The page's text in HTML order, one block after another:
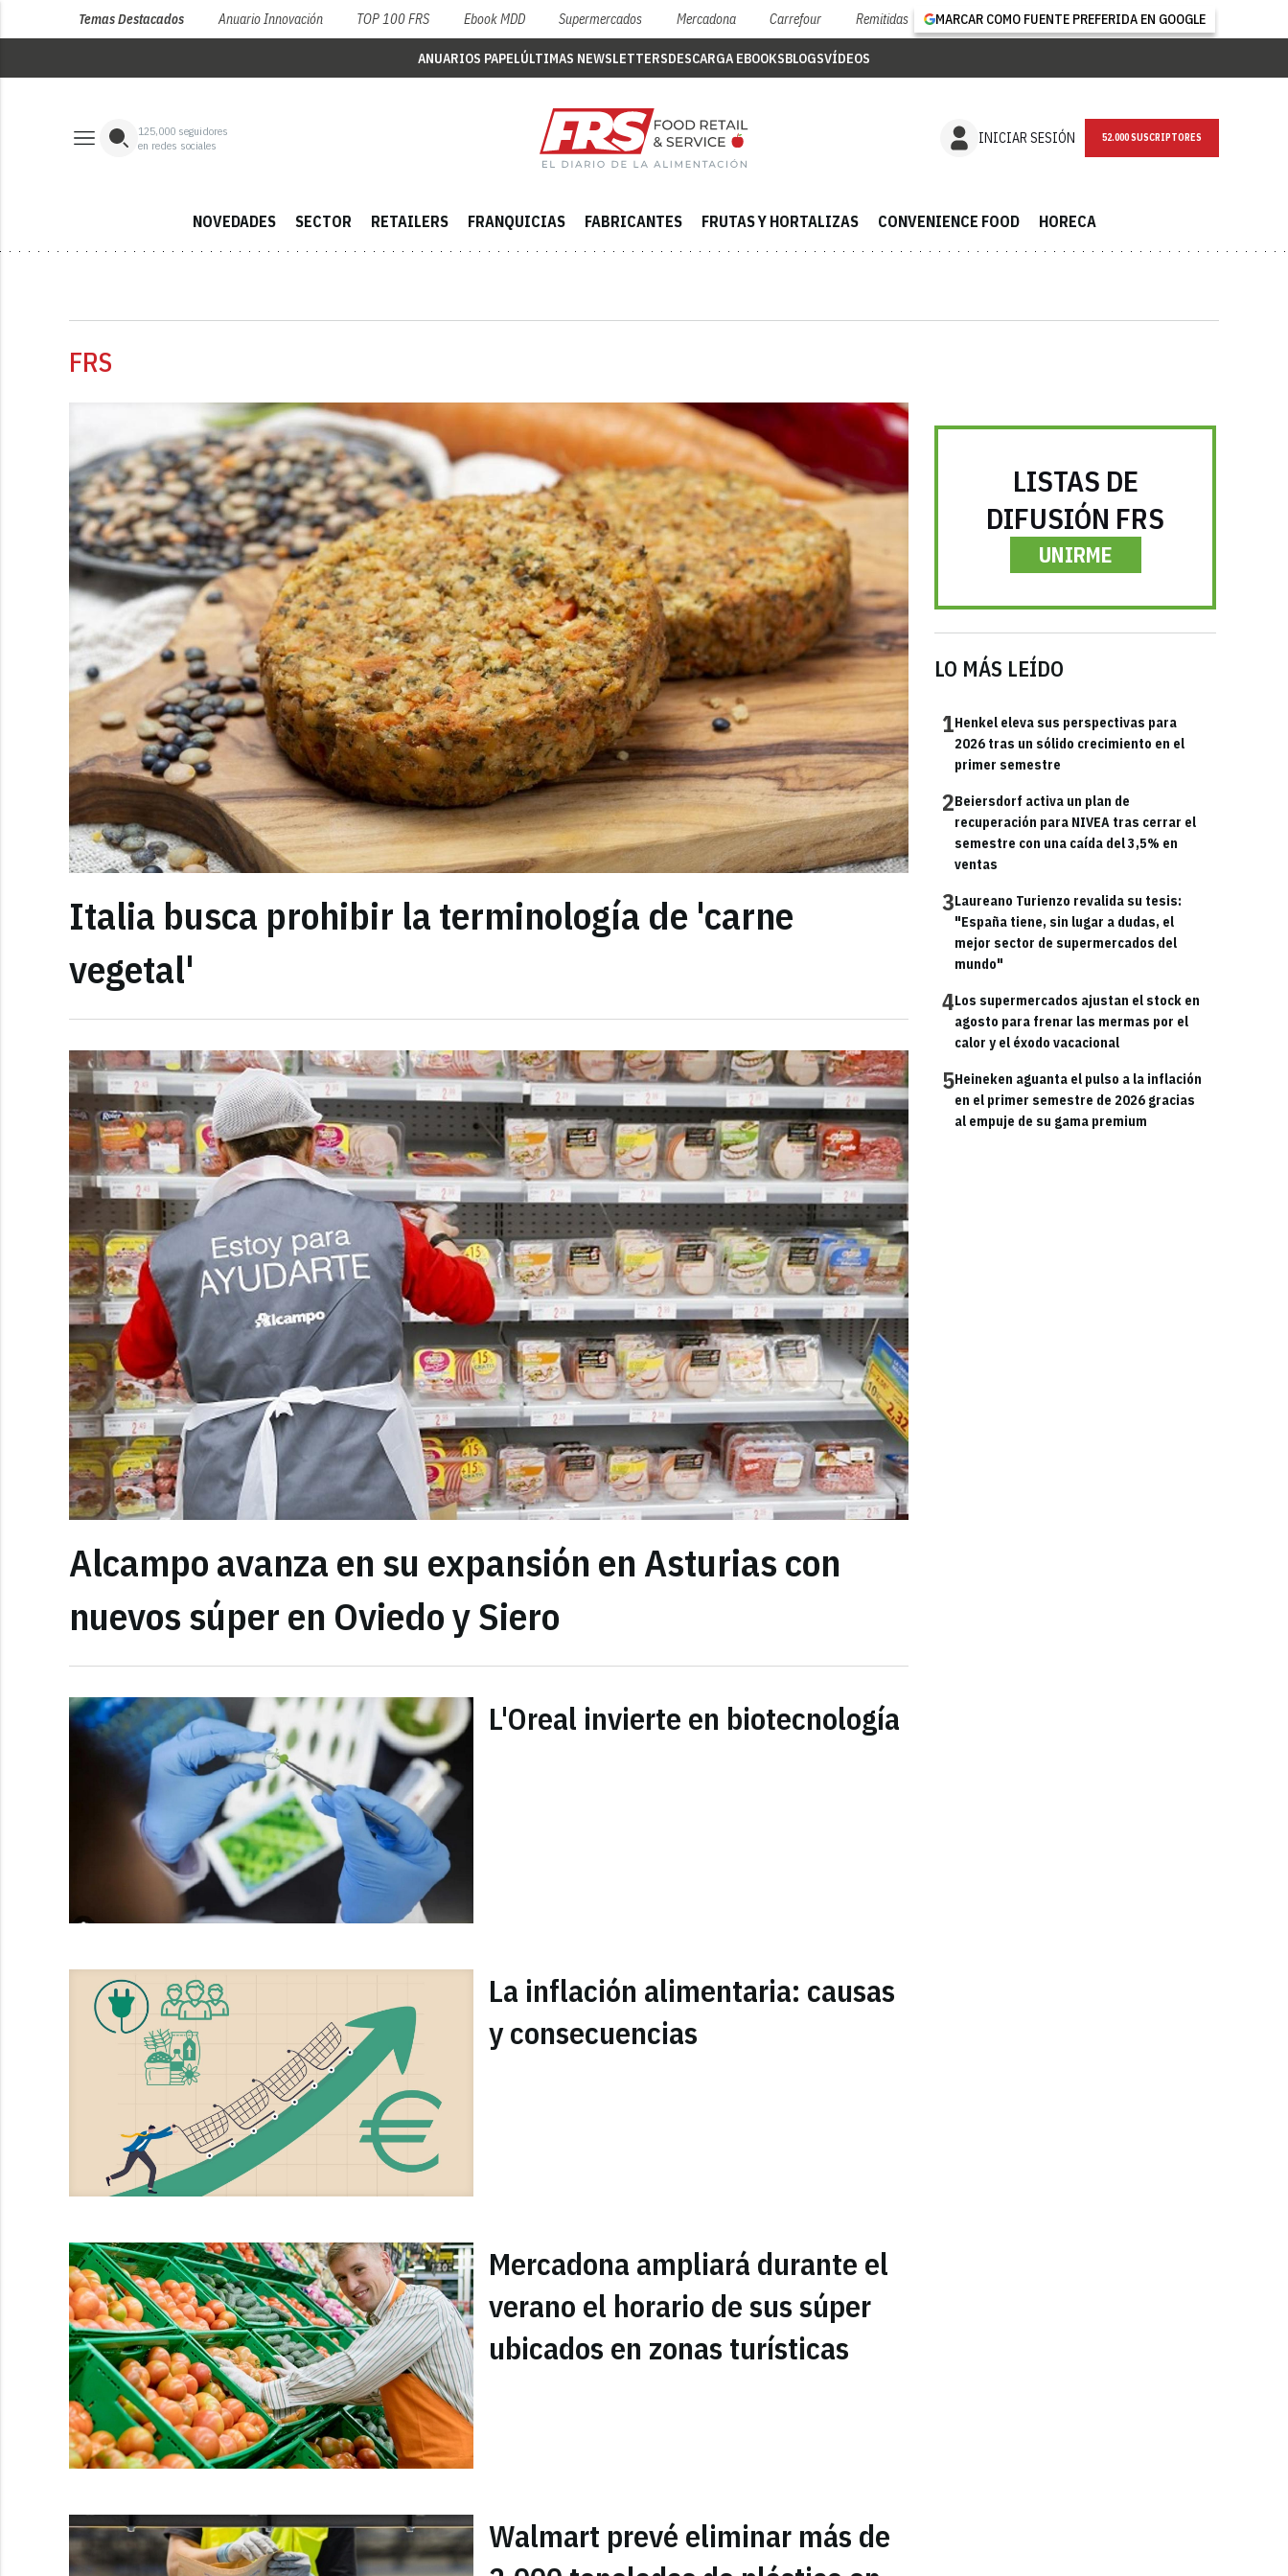
Temas Destacados Anuario Innovación TOP 100 FRS Ebook MDD Supermercados Mercadona Carrefour Remitidas MARCAR COMO FUENTE PREFERIDA EN GOOGLE
ANUARIOS PAPELÚLTIMAS NEWSLETTERSDESCARGA EBOOKSBLOGSVÍDEOS
125,000 seguidores
en redes sociales
INICIAR SESIÓN NEWSLETTER
NOVEDADES SECTOR RETAILERS FRANQUICIAS FABRICANTES FRUTAS Y HORTALIZAS CONVENIENCE FOOD HORECA
FRS
Italia busca prohibir la terminología de 'carne
vegetal'
Alcampo avanza en su expansión en Asturias con
nuevos súper en Oviedo y Siero
L'Oreal invierte en biotecnología
La inflación alimentaria: causas
y consecuencias
Mercadona ampliará durante el
verano el horario de sus súper
ubicados en zonas turísticas
Walmart prevé eliminar más de
LISTAS DE
DIFUSIÓN FRS
UNIRME
LO MÁS LEÍDO
1Henkel eleva sus perspectivas para
2026 tras un sólido crecimiento en el
primer semestre
2Beiersdorf activa un plan de
recuperación para NIVEA tras cerrar el
semestre con una caída del 3,5% en
ventas
3Laureano Turienzo revalida su tesis:
"España tiene, sin lugar a dudas, el
mejor sector de supermercados del
mundo"
4Los supermercados ajustan el stock en
agosto para frenar las mermas por el
calor y el éxodo vacacional
5Heineken aguanta el pulso a la inflación
en el primer semestre de 2026 gracias
al empuje de su gama premium